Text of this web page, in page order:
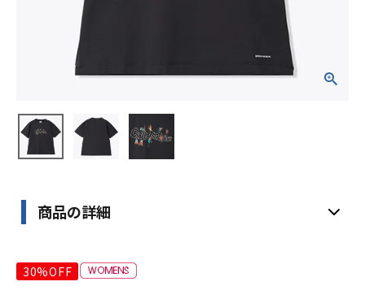
メルマガ登録
特定商取引法
プライバシーポリシー
商品の詳細
30%OFF